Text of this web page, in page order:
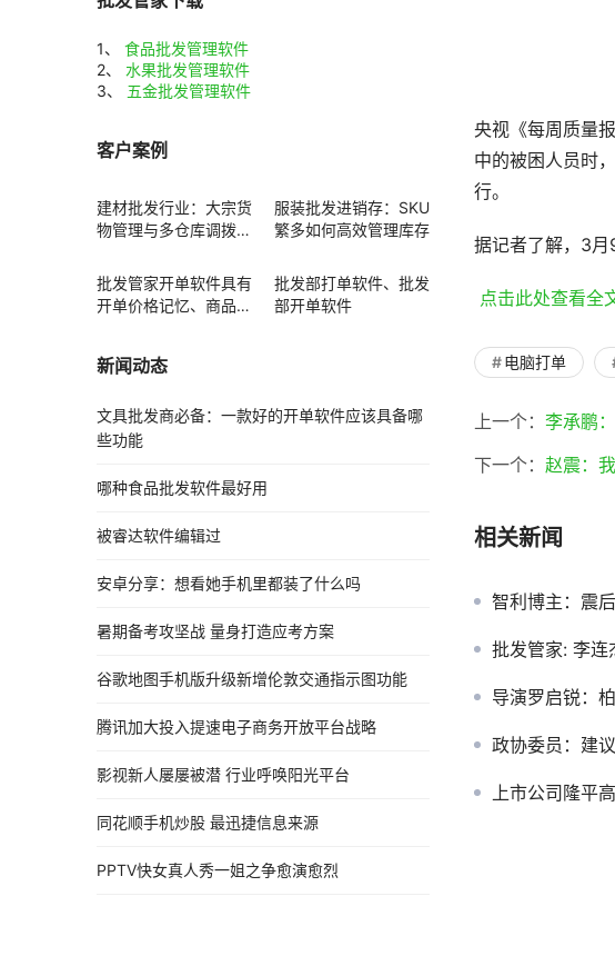
央视《每周质量
中的被困人员时
行。
据记者了解，3
点击此处查看全
电脑打单
上一个： 李承鹏
下一个： 赵震：
相关新闻
智利博主：震
批发管家: 李连
导演罗启锐：
政协委员：建
上市公司隆平
1、 食品批发管理软件
2、 水果批发管理软件
3、 五金批发管理软件
客户案例
建材批发行业：大宗货
物管理与多仓库调拨方
服装批发进销存：SKU
繁多如何高效管理库存
批发管家开单软件具有
开单价格记忆、商品赠
批发部打单软件、批发
部开单软件
新闻动态
文具批发商必备：一款好的开单软件应该具备哪
些功能
哪种食品批发软件最好用
被睿达软件编辑过
安卓分享：想看她手机里都装了什么吗
暑期备考攻坚战 量身打造应考方案
谷歌地图手机版升级新增伦敦交通指示图功能
腾讯加大投入提速电子商务开放平台战略
影视新人屡屡被潜 行业呼唤阳光平台
同花顺手机炒股 最迅捷信息来源
PPTV快女真人秀一姐之争愈演愈烈